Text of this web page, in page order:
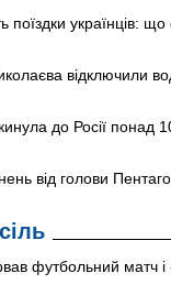
поїздки українців:
відключили
до Росії понад
від голови
футбольний матч і